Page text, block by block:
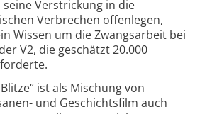
Verstrickung in die
Verbrechen offenlegen,
Wissen um die Zwangsarbeit bei
V2, die geschätzt 20.000
ist als Mischung von
und Geschichtsfilm auch